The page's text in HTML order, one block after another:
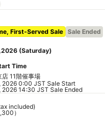
First-Served Sale Sale Ended
2026 (Saturday)
Time
店 11階催事場
2026 0:00 JST Sale Start
2026 14:30 JST Sale Ended
included)
）